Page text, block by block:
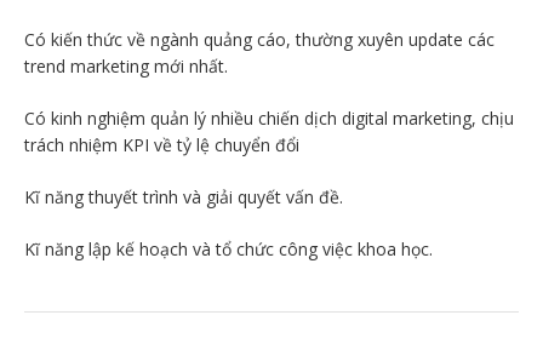
Có kiến thức về ngành quảng cáo, thường xuyên update các
trend marketing mới nhất.
Có kinh nghiệm quản lý nhiều chiến dịch digital marketing, chịu
trách nhiệm KPI về tỷ lệ chuyển đổi
Kĩ năng thuyết trình và giải quyết vấn đề.
Kĩ năng lập kế hoạch và tổ chức công việc khoa học.